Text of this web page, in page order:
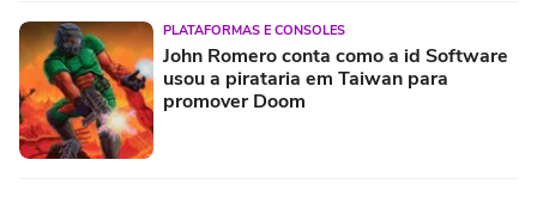
PLATAFORMAS E CONSOLES
John Romero conta como a id Software
usou a pirataria em Taiwan para
promover Doom